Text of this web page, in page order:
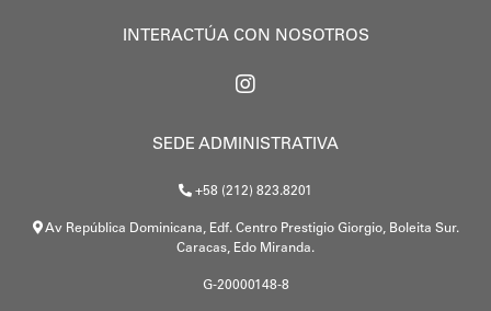
INTERACTÚA CON NOSOTROS
SEDE ADMINISTRATIVA
+58 (212) 823.8201
Av República Dominicana, Edf. Centro Prestigio Giorgio, Boleita Sur.
Caracas, Edo Miranda.
G-20000148-8